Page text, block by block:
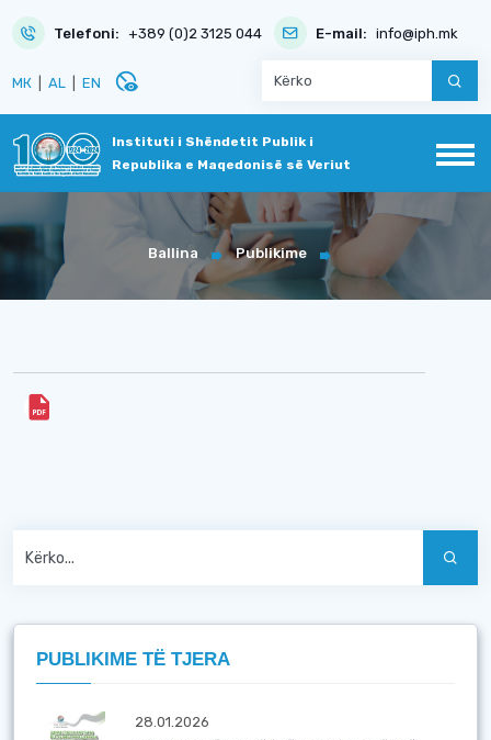
Telefoni: +389 (0)2 3125 044 E-mail: info@iph.mk
МК AL EN disabled_visible
Instituti i Shëndetit Publik i
Republika e Maqedonisë së Veriut
Ballina Publikime
PUBLIKIME TË TJERA
28.01.2026